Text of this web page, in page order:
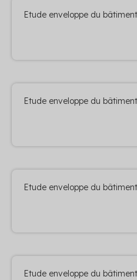
Etude enveloppe du
Etude enveloppe du
Etude enveloppe du
Etude enveloppe du